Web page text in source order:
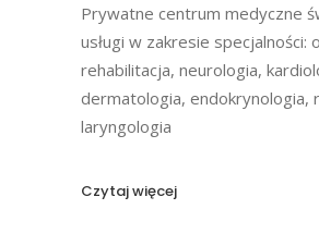
Prywatne centrum medyczne
usługi w zakresie specjalności:
rehabilitacja, neurologia,
dermatologia, endokrynologia,
laryngologia
Czytaj więcej